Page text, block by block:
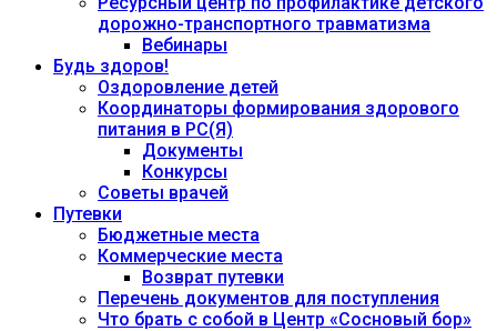
дорожно-транспортного травматизма
Вебинары
Будь здоров!
Оздоровление детей
Координаторы формирования здорового
питания в РС(Я)
Документы
Конкурсы
Советы врачей
Путевки
Бюджетные места
Коммерческие места
Возврат путевки
Перечень документов для поступления
Что брать с собой в Центр «Сосновый бор»